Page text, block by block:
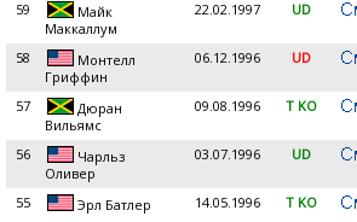
59
Майк
Маккаллум
22.02.1997 UD
58
Монтелл
Гриффин
06.12.1996 UD
57
Дюран
Вильямс
09.08.1996 T KO
56
Чарльз
Оливер
03.07.1996 UD
55 Эрл Батлер 14.05.1996 T KO